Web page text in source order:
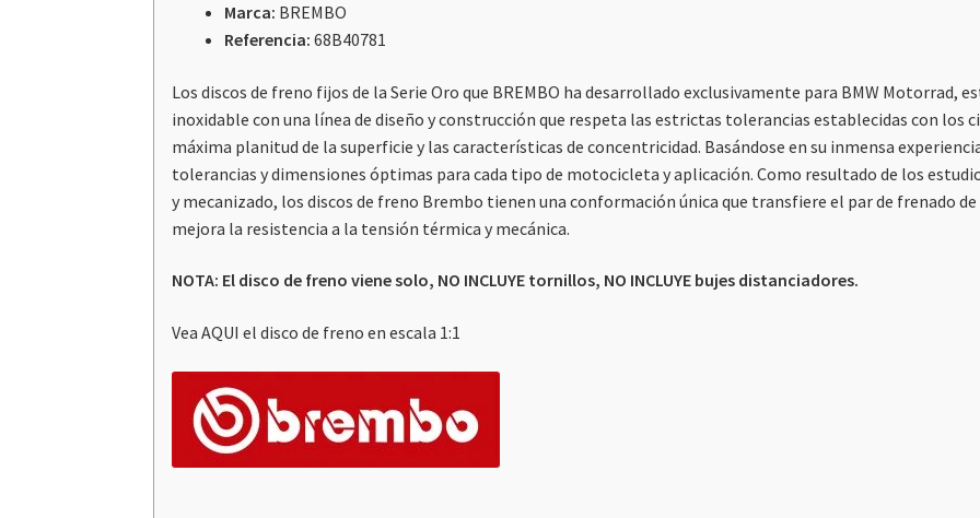
Marca: BREMBO
Referencia:68B40781
Los discos de freno fijos de la Serie Oro que BREMBO ha desarrollado exclusivamente para BMW Motorrad,
inoxidable con una línea de diseño y construcción que respeta las estrictas tolerancias establecidas con los
máxima planitud de la superficie y las características de concentricidad. Basándose en su inmensa
tolerancias y dimensiones óptimas para cada tipo de motocicleta y aplicación. Como resultado de los
y mecanizado, los discos de freno Brembo tienen una conformación única que transfiere el par de frenado
mejora la resistencia a la tensión térmica y mecánica.
NOTA: El disco de freno viene solo, NO INCLUYE tornillos, NO INCLUYE bujes distanciadores.
Vea AQUI el disco de freno en escala 1:1